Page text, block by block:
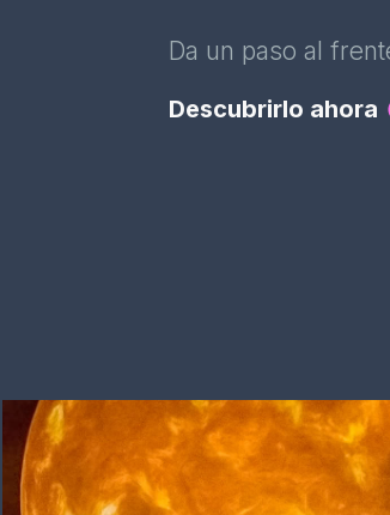
Da un paso al
Descubrirlo ahora